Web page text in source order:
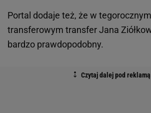
Portal dodaje też, że w
transferowym transfer Jana
bardzo prawdopodobny.